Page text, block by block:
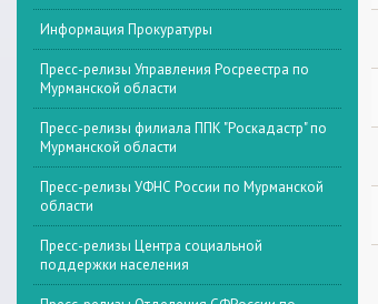
Информация Прокуратуры
Пресс-релизы Управления Росреестра по
Мурманской области
Пресс-релизы филиала ППК "Роскадастр" по
Мурманской области
Пресс-релизы УФНС России по Мурманской
области
Пресс-релизы Центра социальной
поддержки населения